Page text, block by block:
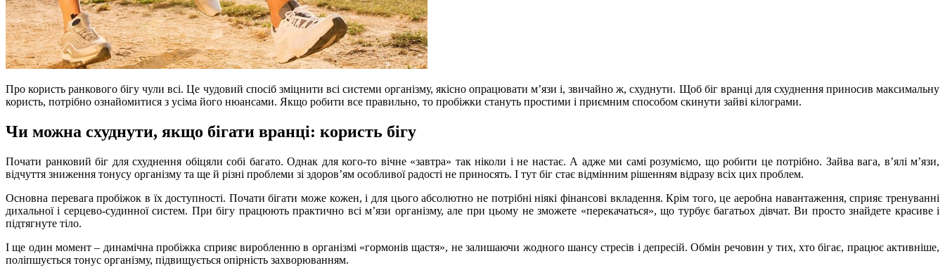
Про користь ранкового бігу чули всі. Це чудовий спосіб зміцнити всі системи організму, якісно опрацювати м’язи і, звичайно ж, схуднути. Щоб біг вранці для схуднення приносив максимальну
користь, потрібно ознайомитися з усіма його нюансами. Якщо робити все правильно, то пробіжки стануть простими і приємним способом скинути зайві кілограми.
Чи можна схуднути, якщо бігати вранці: користь бігу
Почати ранковий біг для схуднення обіцяли собі багато. Однак для кого-то вічне «завтра» так ніколи і не настає. А адже ми самі розуміємо, що робити це потрібно. Зайва вага, в’ялі м’язи,
відчуття зниження тонусу організму та ще й різні проблеми зі здоров’ям особливої радості не приносять. І тут біг стає відмінним рішенням відразу всіх цих проблем.
Основна перевага пробіжок в їх доступності. Почати бігати може кожен, і для цього абсолютно не потрібні ніякі фінансові вкладення. Крім того, це аеробна навантаження, сприяє тренуванні
дихальної і серцево-судинної систем. При бігу працюють практично всі м’язи організму, але при цьому не зможете «перекачаться», що турбує багатьох дівчат. Ви просто знайдете красиве і
підтягнуте тіло.
І ще один момент – динамічна пробіжка сприяє виробленню в організмі «гормонів щастя», не залишаючи жодного шансу стресів і депресій. Обмін речовин у тих, хто бігає, працює активніше,
поліпшується тонус організму, підвищується опірність захворюванням.